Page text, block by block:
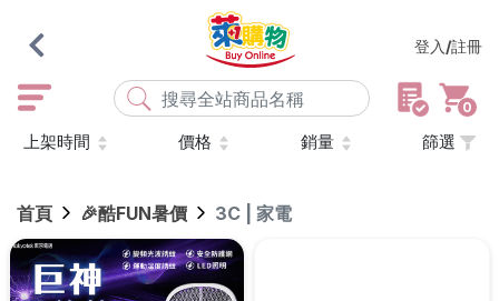
登入/註冊
0
店取 常溫 宅配 米大師 黑丸
紅豆食府
元榆 傘 風扇
地墊
箱購 雨衣 颱風
上架時間 價格 銷量 篩選
首頁 🎉酷FUN暑價 3C | 家電